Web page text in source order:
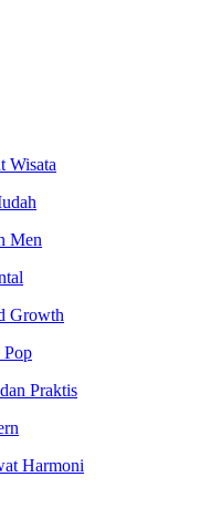
Wisata
Men
Growth
Pop
Praktis
Harmoni